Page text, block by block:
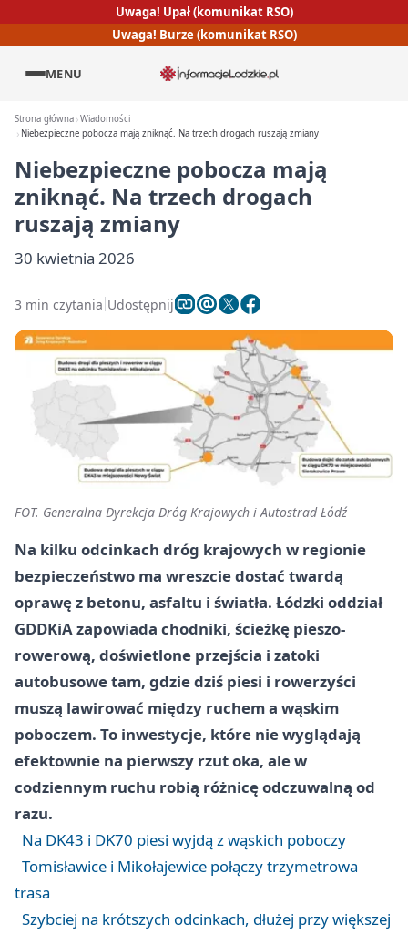
Uwaga! Upał (komunikat RSO)
Uwaga! Burze (komunikat RSO)
MENU
Strona główna Wiadomości
Niebezpieczne pobocza mają zniknąć. Na trzech drogach ruszają zmiany
Niebezpieczne pobocza mają
zniknąć. Na trzech drogach
ruszają zmiany
30 kwietnia 2026
3 min czytania Udostępnij
FOT. Generalna Dyrekcja Dróg Krajowych i Autostrad Łódź
Na kilku odcinkach dróg krajowych w regionie
bezpieczeństwo ma wreszcie dostać twardą
oprawę z betonu, asfaltu i światła. Łódzki oddział
GDDKiA zapowiada chodniki, ścieżkę pieszo-
rowerową, doświetlone przejścia i zatoki
autobusowe tam, gdzie dziś piesi i rowerzyści
muszą lawirować między ruchem a wąskim
poboczem. To inwestycje, które nie wyglądają
efektownie na pierwszy rzut oka, ale w
codziennym ruchu robią różnicę odczuwalną od
razu.
Na DK43 i DK70 piesi wyjdą z wąskich poboczy
Tomisławice i Mikołajewice połączy trzymetrowa
trasa
Szybciej na krótszych odcinkach, dłużej przy większej